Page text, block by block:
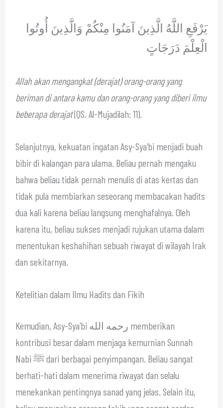
يَرْفَعِ اللَّهُ الَّذِينَ آمَنُوا مِنْكُمْ وَالَّذِينَ أُوتُوا
الْعِلْمَ دَرَجَاتٍ
Allah akan mengangkat (derajat) orang-orang yang
beriman di antara kamu dan orang-orang yang diberi ilmu
beberapa derajat(QS. Al-Mujadilah: 11).
Selanjutnya, kekuatan ingatan Asy-Sya’bi menjadi buah
bibir di kalangan para ulama. Beliau pernah mengaku
bahwa beliau tidak pernah menulis di atas kertas dan
tidak pula membiarkan seseorang membacakan hadits
dua kali karena beliau langsung menghafalnya. Oleh
karena itu, beliau sukses menjadi rujukan utama dalam
menentukan keshahihan sebuah riwayat di wilayah Irak
dan sekitarnya.
Ketelitian dalam Ilmu Hadits dan Fikih
Kemudian, Asy-Sya’bi رحمه الله memberikan
kontribusi besar dalam menjaga kemurnian Sunnah
Nabi ﷺ dari berbagai penyimpangan. Beliau sangat
berhati-hati dalam menerima riwayat dan selalu
menekankan pentingnya sanad yang jelas. Selain itu,